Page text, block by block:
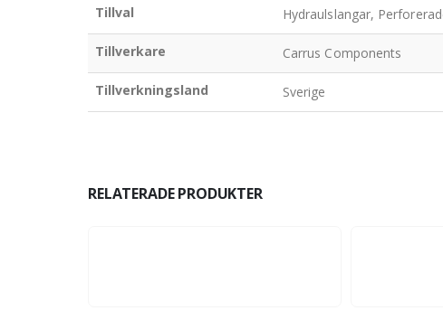
Tillval Hydraulslangar,
Tillverkare Carrus Components
Tillverkningsland Sverige
RELATERADE PRODUKTER